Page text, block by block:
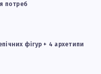
потреб
фігур + 4 архетипи